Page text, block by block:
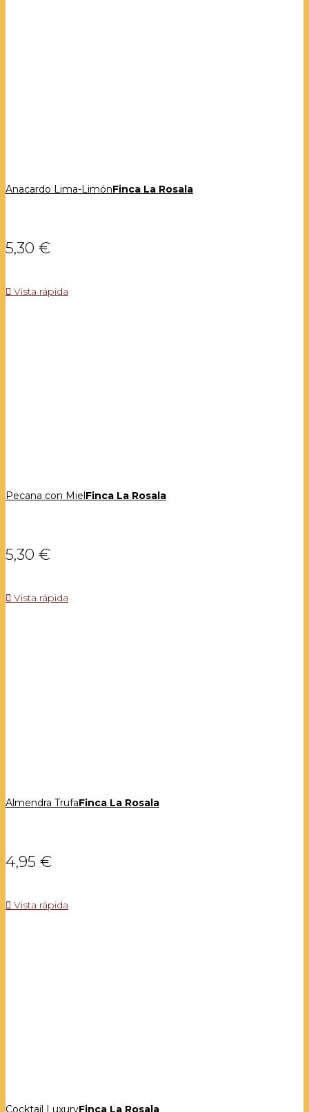
Anacardo Lima-LimónFinca La Rosala
5,30 €
 Vista rápida
Pecana con Miel Finca La Rosala
5,30 €
 Vista rápida
Almendra TrufaFinca La Rosala
4,95 €
 Vista rápida
Cocktail LuxuryFinca La Rosala